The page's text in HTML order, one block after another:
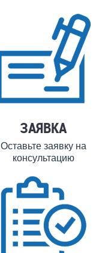
ЗАЯВКА
Оставьте заявку на
консультацию